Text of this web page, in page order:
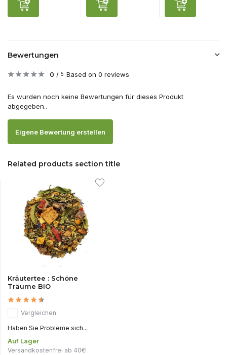
Bewertungen
0 / 5 Based on 0 reviews
Es wurden noch keine Bewertungen für dieses Produkt
abgegeben..
Eigene Bewertung erstellen
Related products section title
Kräutertee : Schöne
Träume BIO
Vergleichen
Haben Sie Probleme sich...
Auf Lager
Versandkostenfrei ab 40€!